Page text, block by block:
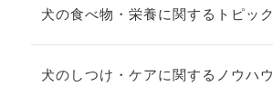
犬の食べ物・栄養に関するトピック
犬のしつけ・ケアに関するノウハウ